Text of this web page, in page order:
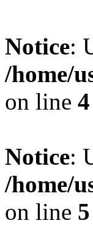
Notice:
/home/
on line 4
Notice:
/home/
on line 5